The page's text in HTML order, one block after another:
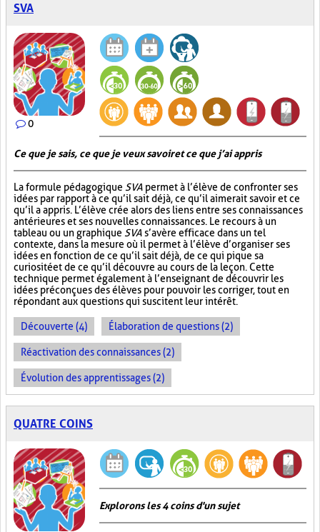
SVA
0
Ce que je sais, ce que je veux savoir et ce que j’ai appris
La formule pédagogique SVA permet à l’élève de confronter ses
idées par rapport à ce qu’il sait déjà, ce qu’il aimerait savoir et ce
qu’il a appris. L’élève crée alors des liens entre ses connaissances
antérieures et ses nouvelles connaissances. Le recours à un
tableau ou un graphique SVA s’avère efficace dans un tel
contexte, dans la mesure où il permet à l’élève d’organiser ses
idées en fonction de ce qu’il sait déjà, de ce qui pique sa
curiosité et de ce qu’il découvre au cours de la leçon. Cette
technique permet également à l’enseignant de découvrir les
idées préconçues des élèves pour pouvoir les corriger, tout en
répondant aux questions qui suscitent leur intérêt.
Découverte (4) Élaboration de questions (2)
Réactivation des connaissances (2)
Évolution des apprentissages (2)
QUATRE COINS
Explorons les 4 coins d'un sujet